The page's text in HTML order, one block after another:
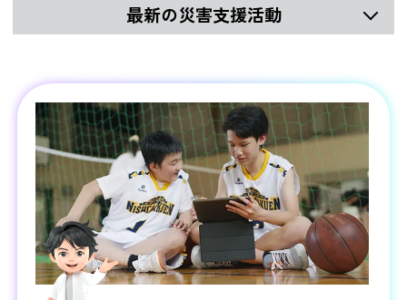
最新の災害支援活動
でもサポート号」による支援を実施
支援活動
「令和8年熊本地震被災者支援金プロジ
ェクト」を開始
支援活動
令和8年熊本地震の影響に伴う支援につ
いて